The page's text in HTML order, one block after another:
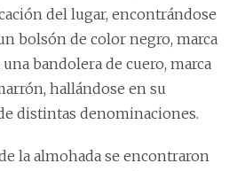
del lugar, encontrándose
bolsón de color negro, marca
bandolera de cuero, marca
hallándose en su
distintas denominaciones.
la almohada se encontraron